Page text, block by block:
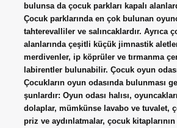
bulunsa da çocuk parkları kapalı
Çocuk parklarında en çok bulunan
tahterevalliler ve salıncaklardır. Ayrıca
alanlarında çeşitli küçük jimnastik
merdivenler, ip köprüler ve tırmanma
labirentler bulunabilir. Çocuk oyun
Çocukların oyun odasında bulunması
şunlardır: Oyun odası halısı,
dolaplar, mümkünse lavabo ve tuvalet,
priz ve aydınlatmalar, çocuk